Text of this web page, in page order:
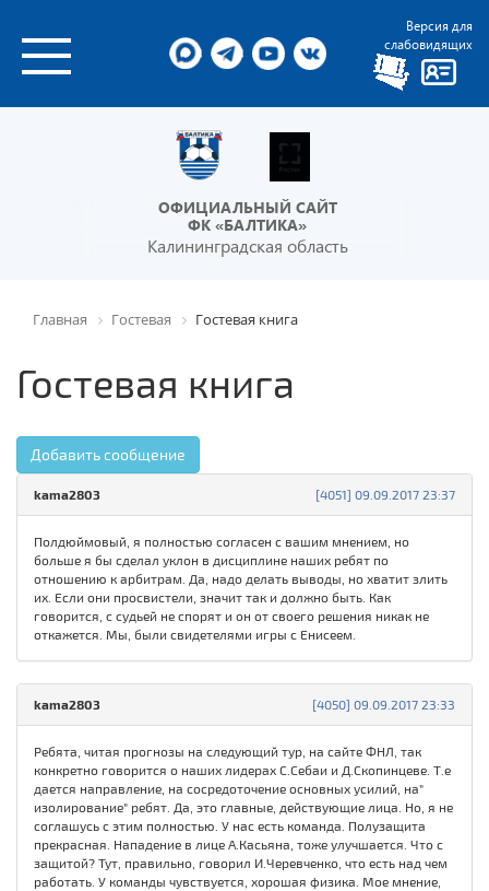
Версия для
слабовидящих
ОФИЦИАЛЬНЫЙ САЙТ
ФК «БАЛТИКА»
Калининградская область
Главная Гостевая Гостевая книга
Гостевая книга
Добавить сообщение
[4051] 09.09.2017 23:37
kama2803
Полдюймовый, я полностью согласен с вашим мнением, но
больше я бы сделал уклон в дисциплине наших ребят по
отношению к арбитрам. Да, надо делать выводы, но хватит злить
их. Если они просвистели, значит так и должно быть. Как
говорится, с судьей не спорят и он от своего решения никак не
откажется. Мы, были свидетелями игры с Енисеем.
[4050] 09.09.2017 23:33
kama2803
Ребята, читая прогнозы на следующий тур, на сайте ФНЛ, так
конкретно говорится о наших лидерах С.Себаи и Д.Скопинцеве. Т.е
дается направление, на сосредоточение основных усилий, на"
изолирование" ребят. Да, это главные, действующие лица. Но, я не
соглашусь с этим полностью. У нас есть команда. Полузащита
прекрасная. Нападение в лице А.Касьяна, тоже улучшается. Что с
защитой? Тут, правильно, говорил И.Черевченко, что есть над чем
работать. У команды чувствуется, хорошая физика. Мое мнение,